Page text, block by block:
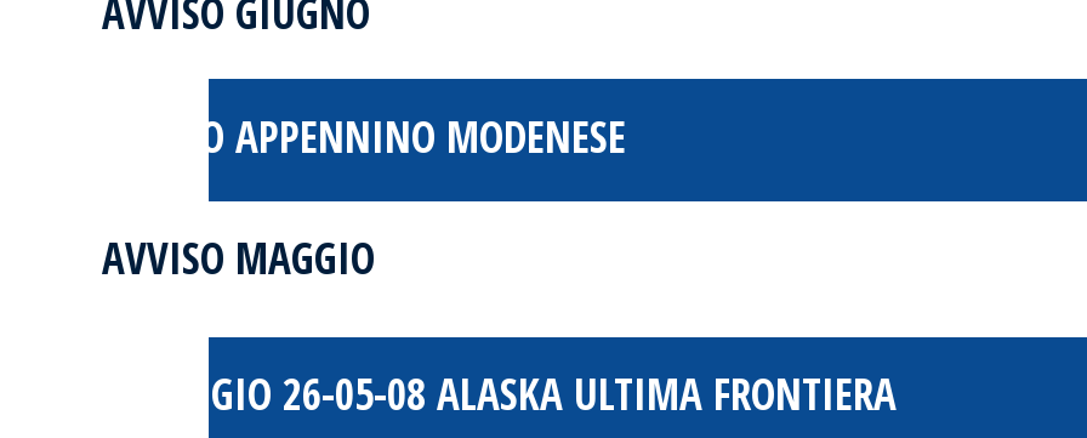
AVVISO GIUGNO
AVVISO APPENNINO MODENESE
AVVISO MAGGIO
8 MAGGIO 26-05-08 ALASKA ULTIMA FRONTIERA